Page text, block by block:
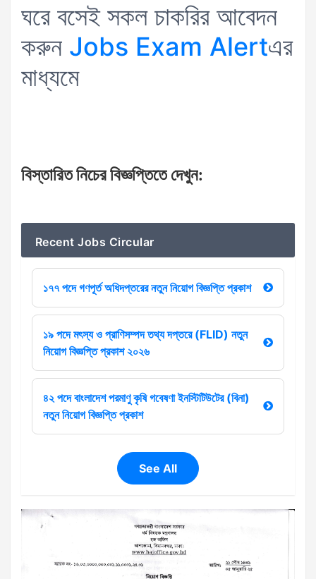
ঘরে বসেই সকল চাকরির আবেদন
করুন Jobs Exam Alertএর
মাধ্যমে
বিস্তারিতনিচেরবিজ্ঞপ্তিতে দেখুন:
Recent Jobs Circular
১৭৭ পদে গণপূর্ত অধিদপ্তরের নতুন নিয়োগ বিজ্ঞপ্তি প্রকাশ
১৯ পদে মৎস্য ও প্রাণিসম্পদ তথ্য দপ্তরে (FLID) নতুন
নিয়োগ বিজ্ঞপ্তি প্রকাশ ২০২৬
৪২ পদে বাংলাদেশ পরমাণু কৃষি গবেষণা ইনস্টিটিউটের (বিনা)
নতুন নিয়োগ বিজ্ঞপ্তি প্রকাশ
See All